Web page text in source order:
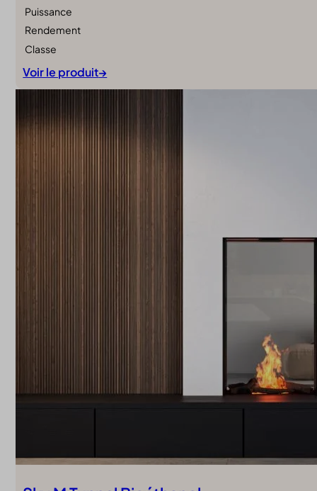
Puissance
Rendement
Classe
Voir le produit